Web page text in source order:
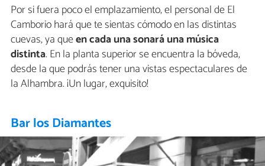
Por si fuera poco el emplazamiento, el personal de El
Camborio hará que te sientas cómodo en las distintas
cuevas, ya queen cada una sonará una música
distinta. En la planta superior se encuentra la bóveda,
desde la que podrás tener una vistas espectaculares de
la Alhambra. ¡Un lugar, exquisito!
Bar los Diamantes